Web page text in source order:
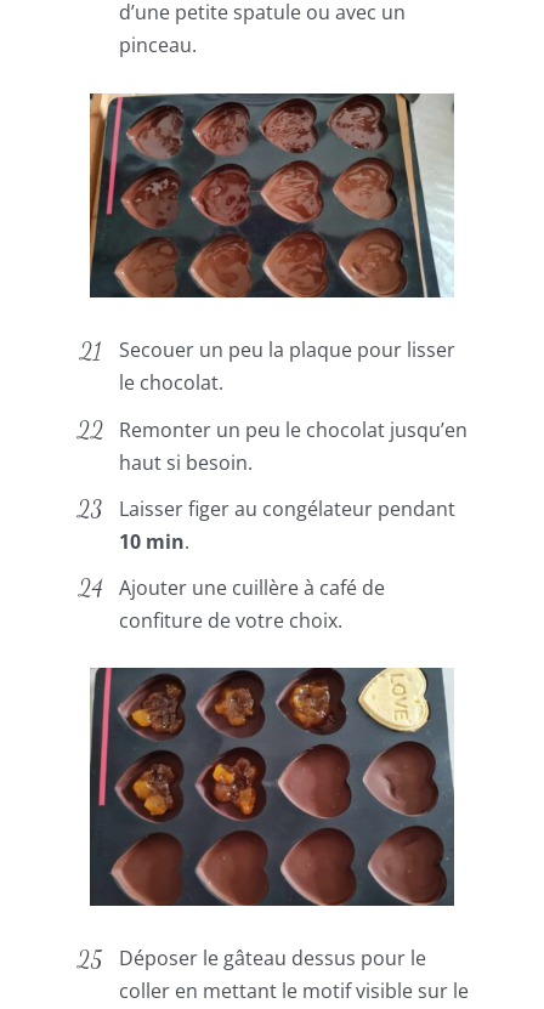
d’une petite spatule ou avec un
pinceau.
Secouer un peu la plaque pour lisser
le chocolat.
Remonter un peu le chocolat jusqu’en
haut si besoin.
Laisser figer au congélateur pendant
10 min.
Ajouter une cuillère à café de
confiture de votre choix.
Déposer le gâteau dessus pour le
coller en mettant le motif visible sur le